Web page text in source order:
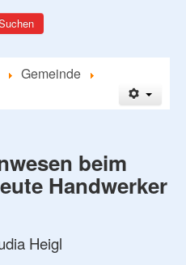
Gemeinde
beim
Handwerker
Heigl